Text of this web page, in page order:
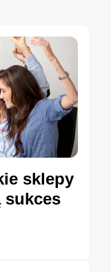
sklepy
sukces